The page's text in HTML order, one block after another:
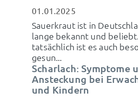
01.01.2025
Sauerkraut ist in
lange bekannt und
tatsächlich ist es auch
gesun...
Scharlach: Symptome
Ansteckung bei
und Kindern